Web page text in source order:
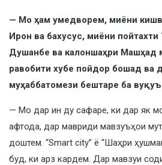
— Мо ҳам умедворем, миёни
Ирон ва бахусус, миёни
Душанбе ва калоншаҳри Машҳад
равобити хубе пойдор бошад ва
муҳаббатомези бештаре ба
— Мо дар ин ду сафаре, ки дар як
афтода, дар мавриди мавзуъҳои
доштем. “Smart city” ё “Шаҳри
буд, ки арз кардем. Дар мавзуи